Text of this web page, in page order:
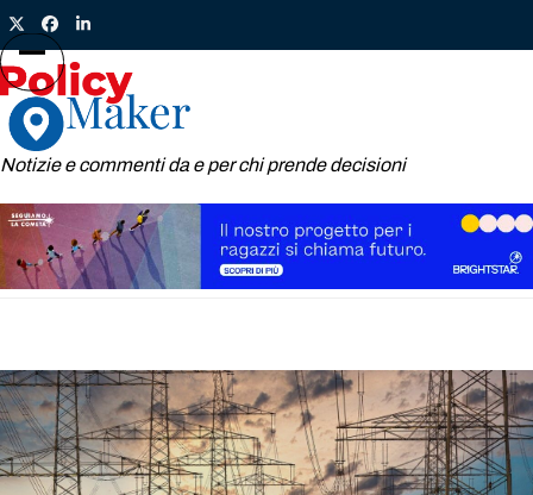
Skip
to
content
TwitterFacebook
LinkedIn
Notizie e commenti da e per chi prende decisioni
Open
mobile
menu
Close
mobile
menu